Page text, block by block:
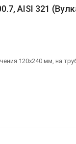
AISI 321
120х240 мм, на